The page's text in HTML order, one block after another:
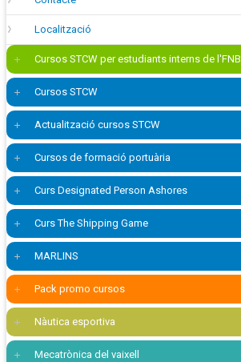
Localització
Cursos STCW per estudiants interns de l'FNB
Cursos STCW
Actualització cursos STCW
Cursos de formació portuària
Curs Designated Person Ashores
Curs The Shipping Game
MARLINS
Pack promo cursos
Nàutica esportiva
Mecatrònica del vaixell